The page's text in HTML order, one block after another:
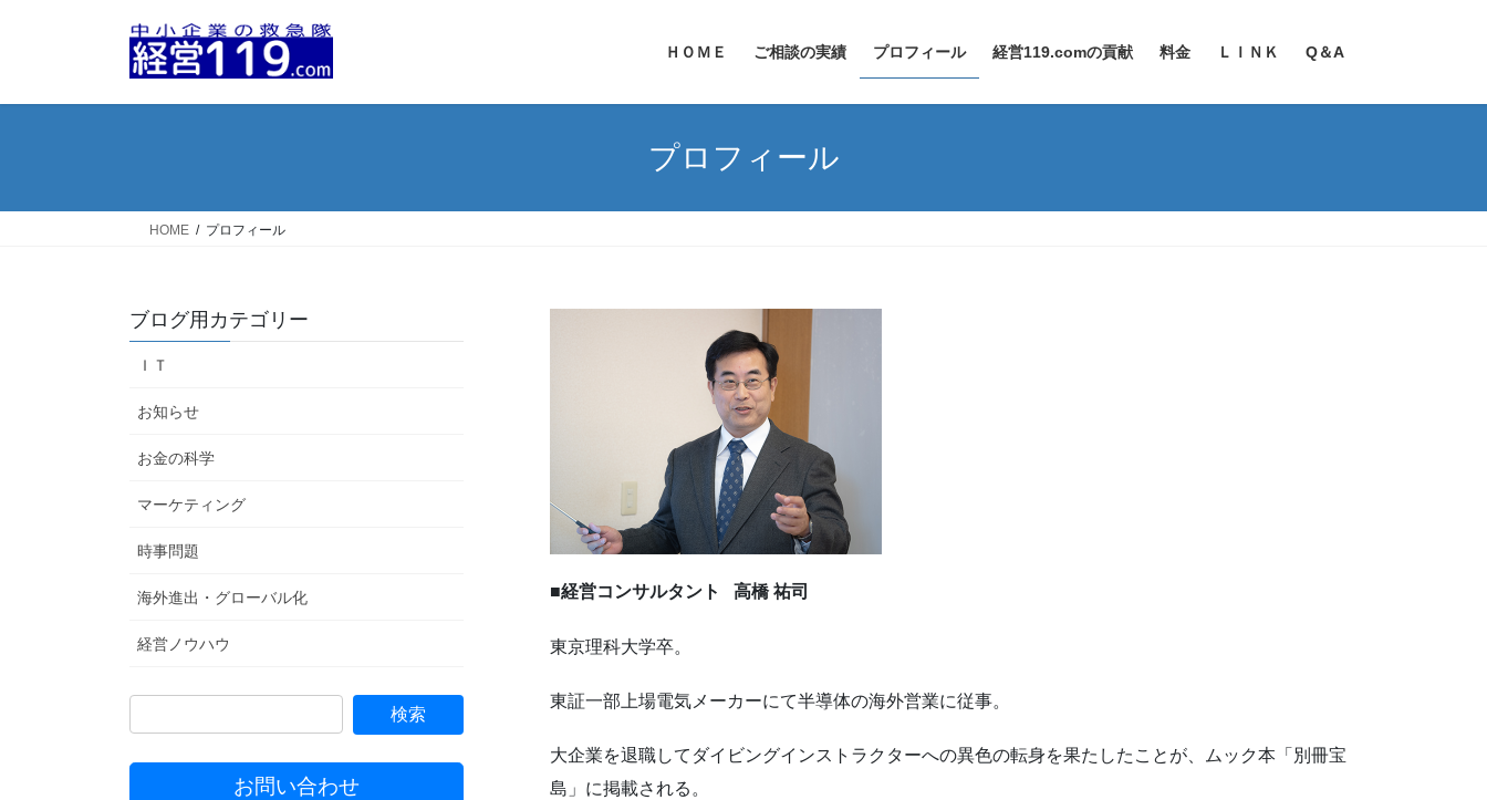
ＨＯＭＥ ご相談の実績 プロフィール 経営119.comの貢献 料金 ＬＩＮＫ Q＆A
プロフィール
HOME プロフィール
■経営コンサルタント 高橋 祐司
東京理科大学卒。
東証一部上場電気メーカーにて半導体の海外営業に従事。
大企業を退職してダイビングインストラクターへの異色の転身を果たしたことが、ムック本「別冊宝
島」に掲載される。
ブログ用カテゴリー
ＩＴ
お知らせ
お金の科学
マーケティング
時事問題
海外進出・グローバル化
経営ノウハウ
お問い合わせ